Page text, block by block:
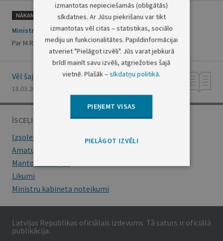
NĀKAMAIS
Ministru prezidenta rīkojums Nr.100
Par M.Riekstiņa komandējumu
Vēl šajā numurā
18.03.2010., Nr. 44
ĪSCEĻI
Izsoles
Amatu konkursi
Mantojumu ziņas
Likumi
Ministru kabineta noteikumi
Latvijas Republikas oficiālais izdevums. Tā saturs ir oficiālā
publikācija.
izmantotas nepieciešamās (obligātās)
sīkdatnes. Ar Jūsu piekrišanu var tikt
izmantotas vēl citas – statistikas, sociālo
mediju un funkcionalitātes. Papildinformācijai
atveriet "Pielāgot izvēli". Jūs varat jebkurā
brīdī mainīt savu izvēli, atgriežoties šajā
vietnē. Plašāk –sīkdatņu politikā.
PIEŅEMT VISAS
PIELĀGOT IZVĒLI